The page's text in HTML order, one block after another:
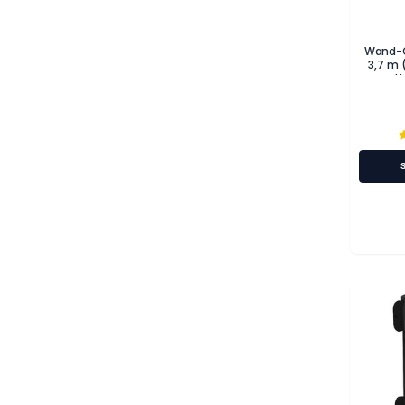
Wand-
3,7 m